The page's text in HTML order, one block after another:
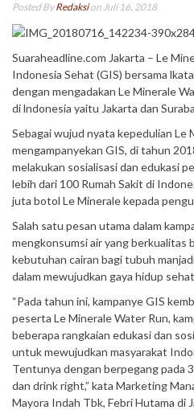
Posted ByRedaksion Juli 16, 2018
Suaraheadline.com Jakarta – Le
Indonesia Sehat (GIS) bersama
dengan mengadakan Le Minerale
di lndonesia yaitu Jakarta dan
Sebagai wujud nyata kepedulian Le
mengampanyekan GIS, di tahun
melakukan sosialisasi dan edukasi
lebih dari 100 Rumah Sakit di
juta botol Le Minerale kepada
Salah satu pesan utama dalam
mengkonsumsi air yang berkualitas
kebutuhan cairan bagi tubuh
dalam mewujudkan gaya hidup
“Pada tahun ini, kampanye GIS
peserta Le Minerale Water Run,
beberapa rangkaian edukasi dan
untuk mewujudkan masyarakat
Tentunya dengan berpegang pada
dan drink right,” kata Marketing
Mayora Indah Tbk, Febri Hutama di